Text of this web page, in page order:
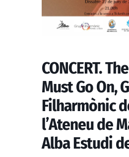
CONCERT.
Must Go On,
Filharmònic
l’Ateneu de
Alba Estudi